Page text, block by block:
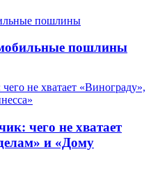
пошлины
чего не хватает
и «Дому